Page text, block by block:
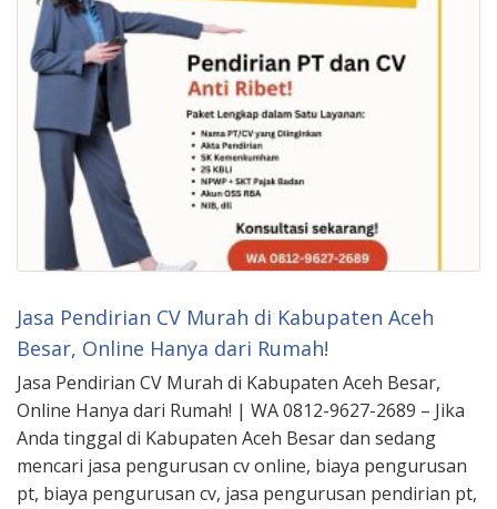
Jasa Pendirian CV Murah di Kabupaten Aceh
Besar, Online Hanya dari Rumah!
Jasa Pendirian CV Murah di Kabupaten Aceh Besar,
Online Hanya dari Rumah! | WA 0812-9627-2689 – Jika
Anda tinggal di Kabupaten Aceh Besar dan sedang
mencari jasa pengurusan cv online, biaya pengurusan
pt, biaya pengurusan cv, jasa pengurusan pendirian pt,